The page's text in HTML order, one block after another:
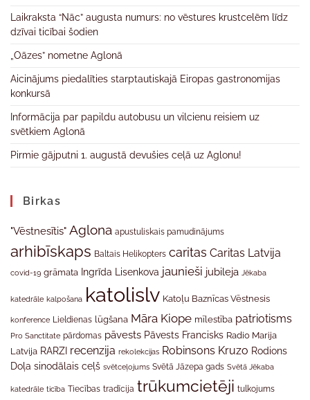
Laikraksta “Nāc” augusta numurs: no vēstures krustcelēm līdz
dzīvai ticībai šodien
„Oāzes” nometne Aglonā
Aicinājums piedalīties starptautiskajā Eiropas gastronomijas
konkursā
Informācija par papildu autobusu un vilcienu reisiem uz
svētkiem Aglonā
Pirmie gājputni 1. augustā devušies ceļā uz Aglonu!
Birkas
"Vēstnesītis" Aglona apustuliskais pamudinājums
arhibīskaps Baltais Helikopters caritas Caritas Latvija
covid-19 grāmata Ingrīda Lisenkova jaunieši jubileja Jēkaba
katedrāle kalpošana katolislv Katoļu Baznīcas Vēstnesis
konference Lieldienas lūgšana Māra Kiope mīlestība patriotisms
Pro Sanctitate pārdomas pāvests Pāvests Francisks Radio Marija
Latvija RARZI recenzija rekolekcijas Robinsons Kruzo Rodions
Doļa sinodālais ceļš svētceļojums Svētā Jāzepa gads Svētā Jēkaba
katedrāle ticība Tiecības tradīcija trūkumcietēji tulkojums